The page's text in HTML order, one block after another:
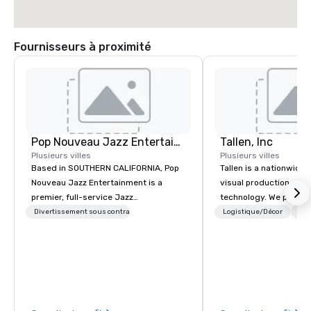
Fournisseurs à proximité
Pop Nouveau Jazz Entertainment
Plusieurs villes
Based in SOUTHERN CALIFORNIA, Pop
Nouveau Jazz Entertainment is a
premier, full-service Jazz
entertainment management company
Divertissement sous contrat
Tallen, Inc
Plusieurs villes
Tallen is a nationwide
visual production and
technology. We
solutions — from
Logistique/Décor